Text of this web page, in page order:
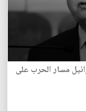
مسار الحرب على